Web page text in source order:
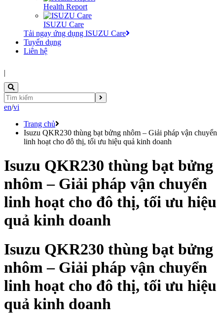
Health Report
ISUZU Care
Tải ngay ứng dụng ISUZU Care
Tuyển dụng
Liên hệ
|
en/vi
Trang chủ
Isuzu QKR230 thùng bạt bửng nhôm – Giải pháp vận chuyển
linh hoạt cho đô thị, tối ưu hiệu quả kinh doanh
Isuzu QKR230 thùng bạt bửng
nhôm – Giải pháp vận chuyển
linh hoạt cho đô thị, tối ưu hiệu
quả kinh doanh
Isuzu QKR230 thùng bạt bửng
nhôm – Giải pháp vận chuyển
linh hoạt cho đô thị, tối ưu hiệu
quả kinh doanh